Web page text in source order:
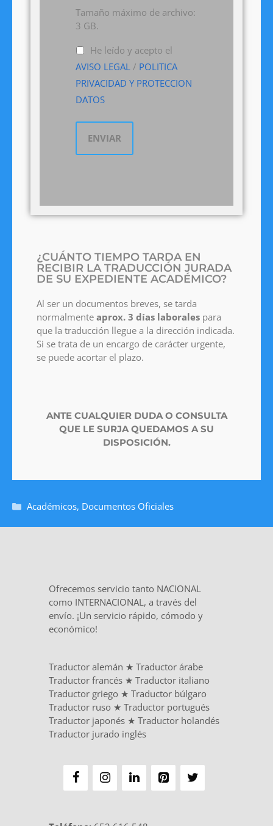
Tamaño máximo de archivo:
3 GB.
He leído y acepto el
AVISO LEGAL / POLITICA
PRIVACIDAD Y PROTECCION
DATOS
¿CUÁNTO TIEMPO TARDA EN
RECIBIR LA TRADUCCIÓN JURADA
DE SU EXPEDIENTE ACADÉMICO?
Al ser un documentos breves, se tarda
normalmente aprox. 3 días laborales para
que la traducción llegue a la dirección indicada.
Si se trata de un encargo de carácter urgente,
se puede acortar el plazo.
ANTE CUALQUIER DUDA O CONSULTA
QUE LE SURJA QUEDAMOS A SU
DISPOSICIÓN.
Académicos, Documentos Oficiales
Ofrecemos servicio tanto NACIONAL
como INTERNACIONAL, a través del
envío. ¡Un servicio rápido, cómodo y
económico!
Traductor alemán ★ Traductor árabe
Traductor francés ★ Traductor italiano
Traductor griego ★ Traductor búlgaro
Traductor ruso ★ Traductor portugués
Traductor japonés ★ Traductor holandés
Traductor jurado inglés